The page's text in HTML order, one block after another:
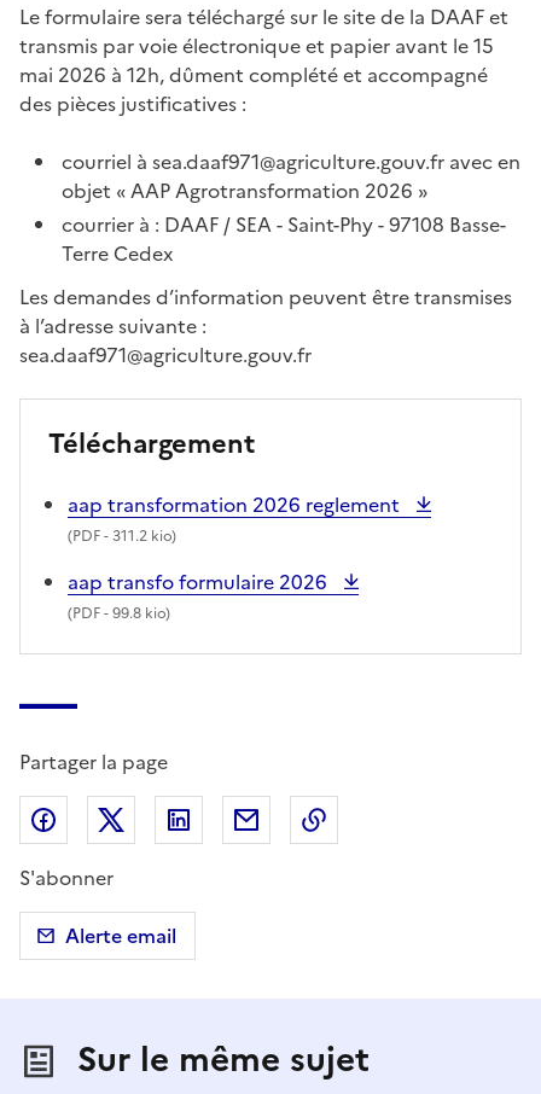
Le formulaire sera téléchargé sur le site de la DAAF et
transmis par voie électronique et papier avant le 15
mai 2026 à 12h, dûment complété et accompagné
des pièces justificatives :
courriel à sea.daaf971@agriculture.gouv.fr avec en
objet « AAP Agrotransformation 2026 »
courrier à : DAAF / SEA - Saint-Phy - 97108 Basse-
Terre Cedex
Les demandes d’information peuvent être transmises
à l’adresse suivante :
sea.daaf971@agriculture.gouv.fr
Téléchargement
aap transformation 2026 reglement
(PDF- 311.2 kio)
aap transfo formulaire 2026
(PDF- 99.8 kio)
Partager la page
Partager sur Facebook
Partager sur X (anciennement Twitter)
Partager sur LinkedIn
Partager par email
S'abonner
Alerte email
Sur le même sujet